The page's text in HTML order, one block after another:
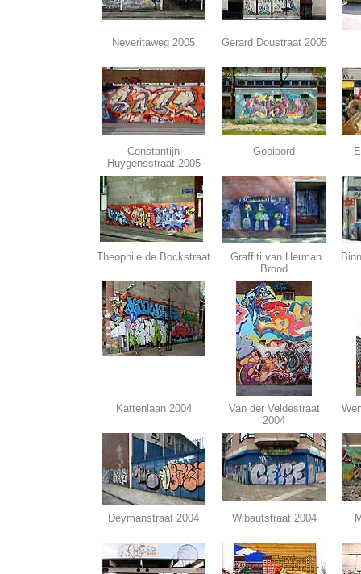
Neveritaweg 2005 Gerard Doustraat 2005
Constantijn
Huygensstraat 2005
Gooioord
Theophile de Bockstraat
Graffiti van Herman
Brood
Kattenlaan 2004
Van der Veldestraat
2004
Deymanstraat 2004 Wibautstraat 2004